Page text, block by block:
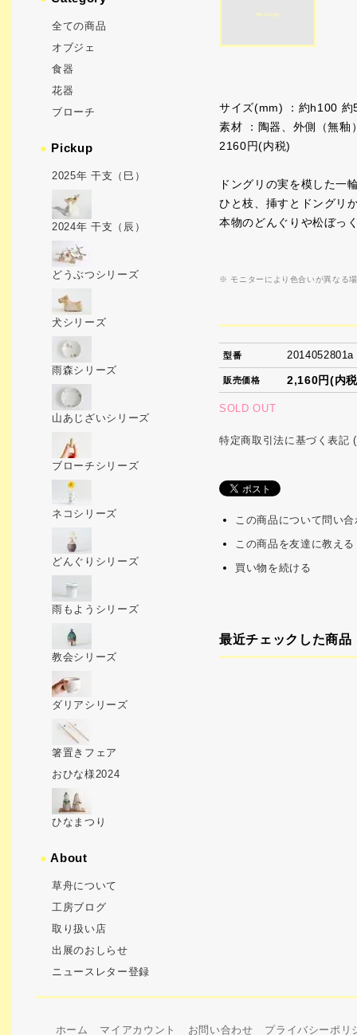
サイズ(mm) ：約h100 約
素材 ：陶器、外側（無釉
2160円(内税)
ドングリの実を模した一
ひと枝、挿すとドングリ
本物のどんぐりや松ぼっ
※ モニターにより色合いが異なる
型番 2014052801a
販売価格 2,160円(内
SOLD OUT
特定商取引法に基づく表記
この商品について問い
この商品を友達に教える
買い物を続ける
最近チェックした商品
全ての商品
オブジェ
食器
花器
ブローチ
● Pickup
2025年 干支（巳）
2024年 干支（辰）
どうぶつシリーズ
犬シリーズ
雨森シリーズ
山あじざいシリーズ
ブローチシリーズ
ネコシリーズ
どんぐりシリーズ
雨もようシリーズ
教会シリーズ
ダリアシリーズ
箸置きフェア
おひな様2024
ひなまつり
●About
草舟について
工房ブログ
取り扱い店
出展のおしらせ
ニュースレター登録
ホーム マイアカウント お問い合わせ プライバシーポリ